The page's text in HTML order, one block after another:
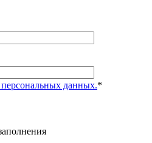
персональных данных.*